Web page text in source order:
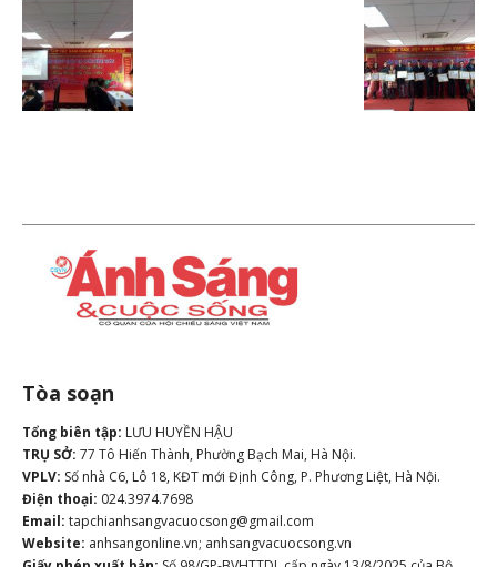
Tòa soạn
Tổng biên tập: LƯU HUYỀN HẬU
TRỤ SỞ: 77 Tô Hiến Thành, Phường Bạch Mai, Hà Nội.
VPLV: Số nhà C6, Lô 18, KĐT mới Định Công, P. Phương Liệt, Hà Nội.
Điện thoại: 024.3974.7698
Email: tapchianhsangvacuocsong@gmail.com
Website: anhsangonline.vn; anhsangvacuocsong.vn